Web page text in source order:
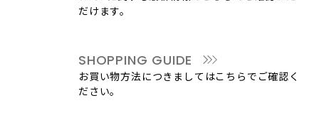
だけます。
SHOPPING GUIDE
お買い物方法につきましてはこちらでご確認く
ださい。